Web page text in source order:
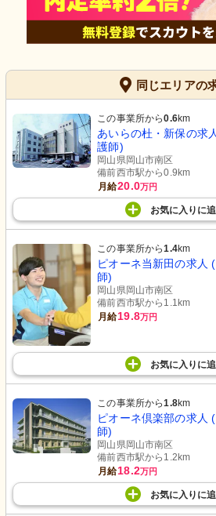
同じエリアの
この事業所から0.6km
あいらの杜・新保の求
護師)
岡山県岡山市南区
備前西市駅から0.9km
月給20.0万円
お気に入り に
この事業所から1.4km
ピオーネ当新田の求人
師)
岡山県岡山市南区
備前西市駅から1.1km
月給19.8万円
お気に入り に
この事業所から1.8km
ピオーネ倶楽部の求人
師)
岡山県岡山市南区
備前西市駅から1.2km
月給18.2万円
お気に入り に